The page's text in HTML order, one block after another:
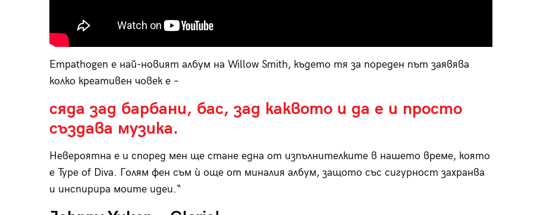
Еmpathogen е най-новият албум на Willow Smith, където тя за пореден път заявява
колко креативен човек е –
сяда зад барбани, бас, зад каквото и да е и просто
създава музика.
Невероятна е и според мен ще стане една от изпълнителките в нашето време, която
е Type of Diva. Голям фен съм ѝ още от миналия албум, защото със сигурност захранва
и инспирира моите идеи.“